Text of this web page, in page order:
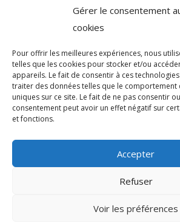
Gérer le consentement
cookies
Pour offrir les meilleures expériences, nous
telles que les cookies pour stocker et/ou
appareils. Le fait de consentir à ces
traiter des données telles que le comportement
uniques sur ce site. Le fait de ne pas consentir
consentement peut avoir un effet négatif sur
et fonctions.
Accepter
Refuser
Voir les préférences